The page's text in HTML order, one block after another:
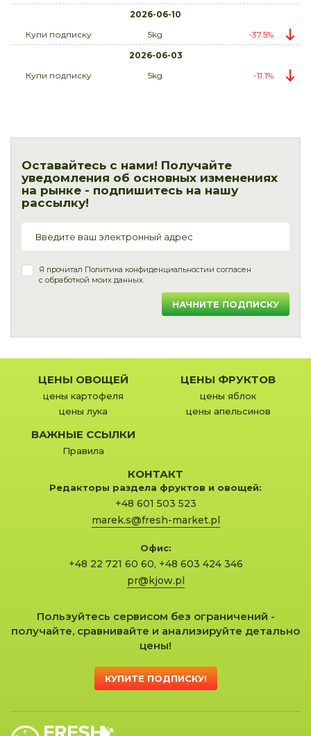
2026-06-10
Купи подписку
5kg
-37.5%
2026-06-03
Купи подписку
5kg -11.1%
Оставайтесь с нами! Получайте
уведомления об основных изменениях
на рынке - подпишитесь на нашу
рассылку!
Я прочитал Политика конфиденциальностии согласен
с обработкой моих данных.
НАЧНИТЕ ПОДПИСКУ
ЦЕНЫ ОВОЩЕЙ
цены картофеля
цены лука
ЦЕНЫ ФРУКТОВ
цены яблок
цены апельсинов
ВАЖНЫЕ ССЫЛКИ
Правила
КОНТАКТ
Редакторы раздела фруктов и овощей:
+48 601 503 523
marek.s@fresh-market.pl
Офис:
+48 22 721 60 60, +48 603 424 346
pr@kjow.pl
Пользуйтесь сервисом без ограничений -
получайте, сравнивайте и анализируйте детально
цены!
КУПИТЕ ПОДПИСКУ!